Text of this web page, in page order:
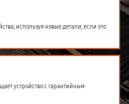
используя новые детали, если это
устройство с гарантийным